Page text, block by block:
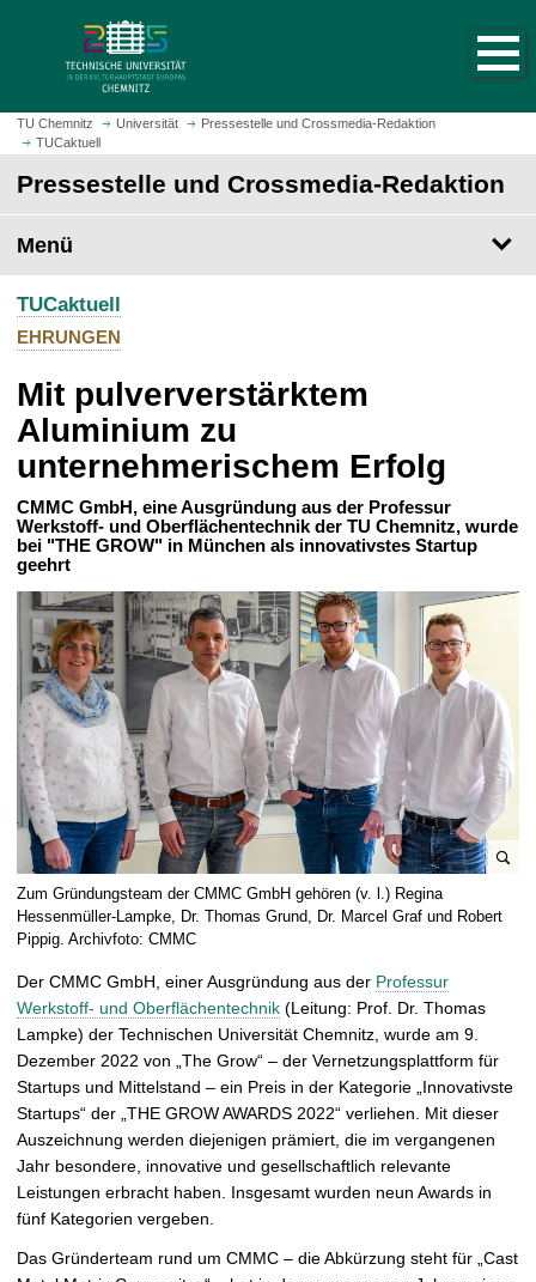
m
H
t
s
i
e
a
u
f
r
u
f
e
n
TU Chemnitz Universität
Pressestelle und Crossmedia-Redaktion
TUCaktuell
Pressestelle und Crossmedia-Redaktion
Menü
TUCaktuell
EHRUNGEN
Mit pulververstärktem
Aluminium zu
unternehmerischem Erfolg
CMMC GmbH, eine Ausgründung aus der Professur
Werkstoff- und Oberflächentechnik der TU Chemnitz, wurde
bei "THE GROW" in München als innovativstes Startup
geehrt
B
i
v
e
r
r
ö
ß
e
r
Zum Gründungsteam der CMMC GmbH gehören (v. l.) Regina
Hessenmüller-Lampke, Dr. Thomas Grund, Dr. Marcel Graf und Robert
Pippig. Archivfoto: CMMC
Der CMMC GmbH, einer Ausgründung aus der Professur
Werkstoff- und Oberflächentechnik (Leitung: Prof. Dr. Thomas
Lampke) der Technischen Universität Chemnitz, wurde am 9.
Dezember 2022 von „The Grow“ – der Vernetzungsplattform für
Startups und Mittelstand – ein Preis in der Kategorie „Innovativste
Startups“ der „THE GROW AWARDS 2022“ verliehen. Mit dieser
Auszeichnung werden diejenigen prämiert, die im vergangenen
Jahr besondere, innovative und gesellschaftlich relevante
Leistungen erbracht haben. Insgesamt wurden neun Awards in
fünf Kategorien vergeben.
Das Gründerteam rund um CMMC – die Abkürzung steht für „Cast